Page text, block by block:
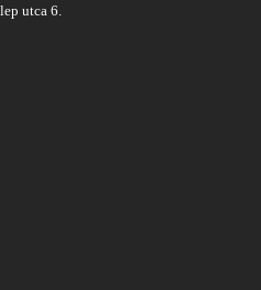
utca 6.